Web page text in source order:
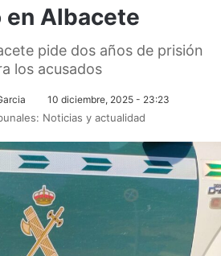
en Albacete
pide dos años de prisión
los acusados
10 diciembre, 2025 - 23:23
Noticias y actualidad